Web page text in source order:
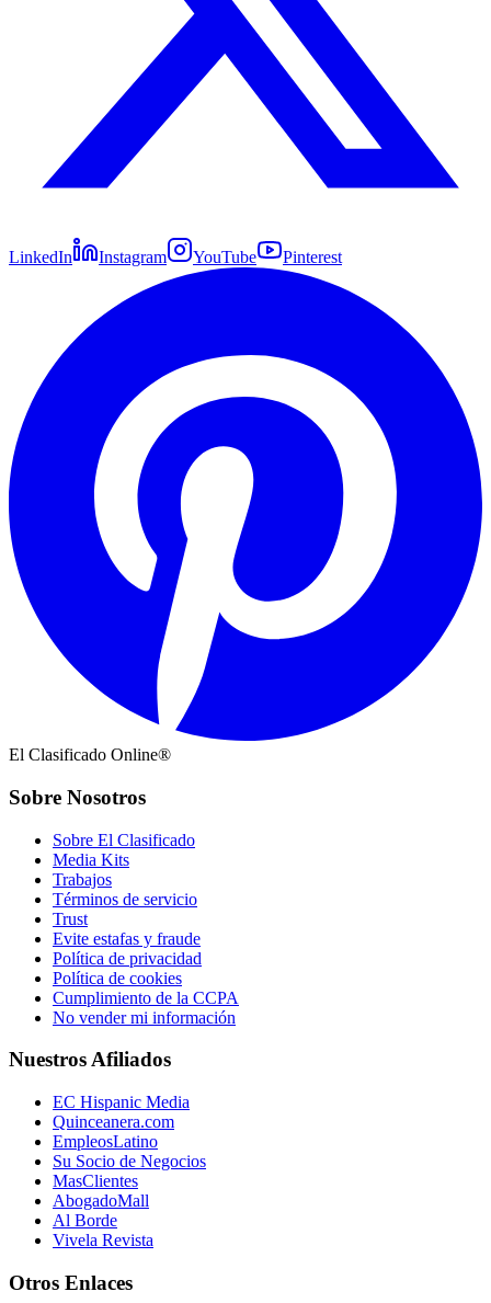
LinkedIn Instagram YouTube Pinterest
El Clasificado Online®
Sobre Nosotros
Sobre El Clasificado
Media Kits
Trabajos
Términos de servicio
Trust
Evite estafas y fraude
Política de privacidad
Política de cookies
Cumplimiento de la CCPA
No vender mi información
Nuestros Afiliados
EC Hispanic Media
Quinceanera.com
EmpleosLatino
Su Socio de Negocios
MasClientes
AbogadoMall
Al Borde
Vivela Revista
Otros Enlaces